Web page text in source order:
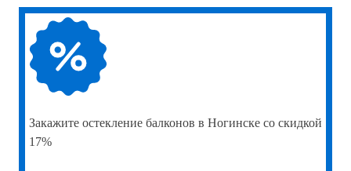
Закажите остекление балконов в Ногинске со скидкой
17%